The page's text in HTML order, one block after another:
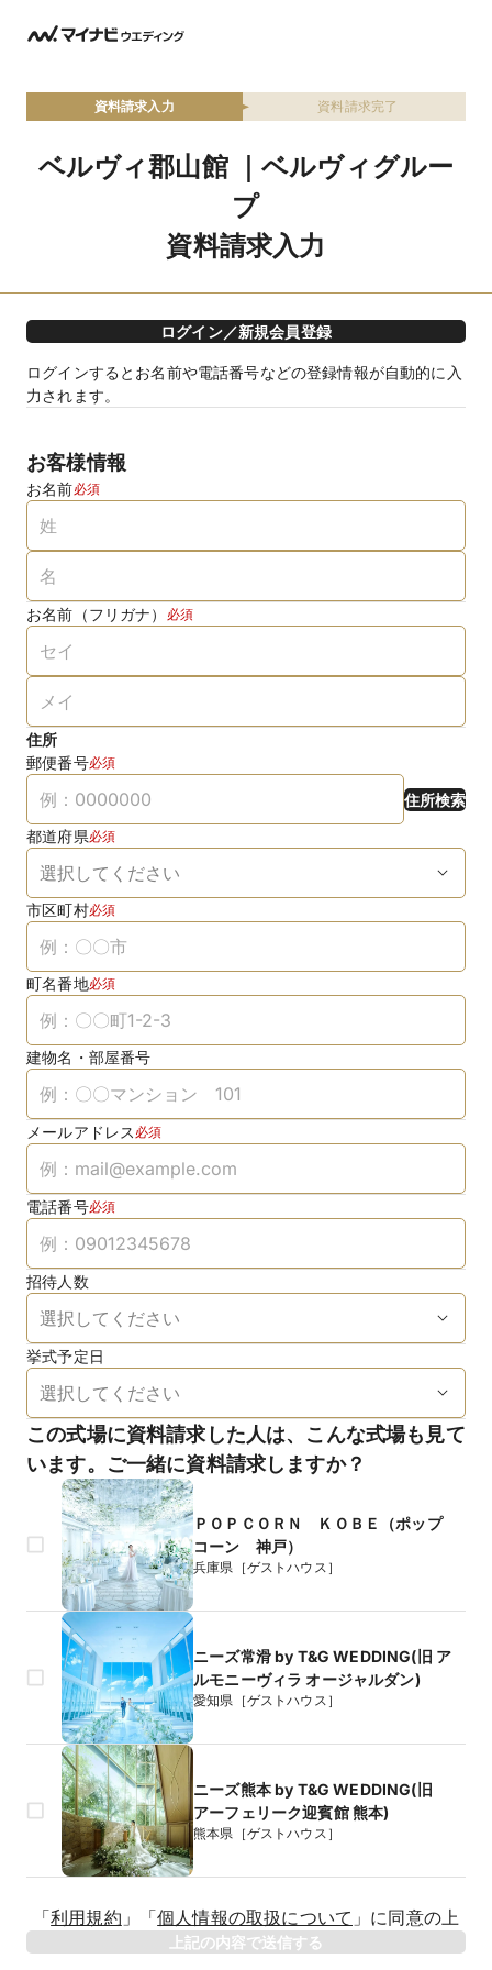
資料請求入力 資料請求完了
ベルヴィ郡山館 ｜ベルヴィグルー
プ
資料請求入力
ログイン／新規会員登録
ログインするとお名前や電話番号などの登録情報が自動的に入
力されます。
お客様情報
お名前必須
お名前（フリガナ） 必須
住所
郵便番号必須
住所検索
都道府県必須
市区町村必須
町名番地必須
建物名・部屋番号
メールアドレス 必須
電話番号必須
招待人数
挙式予定日
この式場に資料請求した人は、こんな式場も見て
います。ご一緒に資料請求しますか？
ＰＯＰＣＯＲＮ ＫＯＢＥ（ポップ
コーン 神戸）
兵庫県［ゲストハウス］
ニーズ常滑 by T&G WEDDING(旧 ア
ルモニーヴィラ オージャルダン)
愛知県［ゲストハウス］
ニーズ熊本 by T&G WEDDING(旧
アーフェリーク迎賓館 熊本)
熊本県［ゲストハウス］
年
「利用規約 」 「個人情報の取扱について 」 に同意の上
上記の内容で送信する